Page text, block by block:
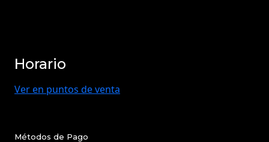
Horario
Ver en puntos de venta
Métodos de Pago